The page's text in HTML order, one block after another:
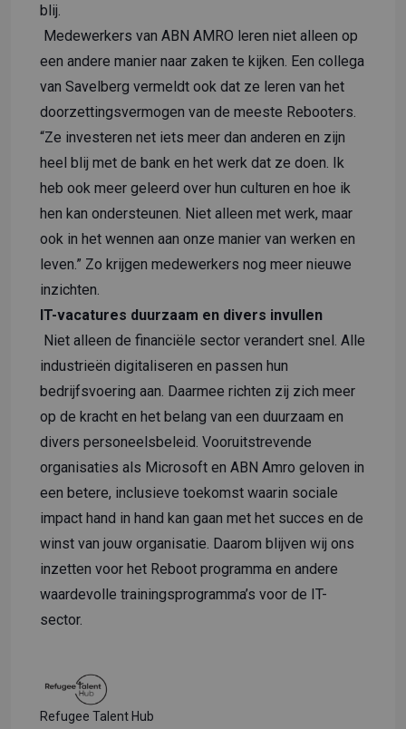
blij.
Medewerkers van ABN AMRO leren niet alleen op
een andere manier naar zaken te kijken. Een collega
van Savelberg vermeldt ook dat ze leren van het
doorzettingsvermogen van de meeste Rebooters.
“Ze investeren net iets meer dan anderen en zijn
heel blij met de bank en het werk dat ze doen. Ik
heb ook meer geleerd over hun culturen en hoe ik
hen kan ondersteunen. Niet alleen met werk, maar
ook in het wennen aan onze manier van werken en
leven.” Zo krijgen medewerkers nog meer nieuwe
inzichten.
IT-vacatures duurzaam en divers invullen
Niet alleen de financiële sector verandert snel. Alle
industrieën digitaliseren en passen hun
bedrijfsvoering aan. Daarmee richten zij zich meer
op de kracht en het belang van een duurzaam en
divers personeelsbeleid. Vooruitstrevende
organisaties als Microsoft en ABN Amro geloven in
een betere, inclusieve toekomst waarin sociale
impact hand in hand kan gaan met het succes en de
winst van jouw organisatie. Daarom blijven wij ons
inzetten voor het Reboot programma en andere
waardevolle trainingsprogramma’s voor de IT-
sector.
Refugee Talent Hub